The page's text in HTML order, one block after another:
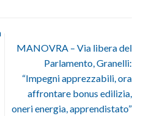
MANOVRA – Via libera del
Parlamento, Granelli:
“Impegni apprezzabili, ora
affrontare bonus edilizia,
oneri energia, apprendistato”